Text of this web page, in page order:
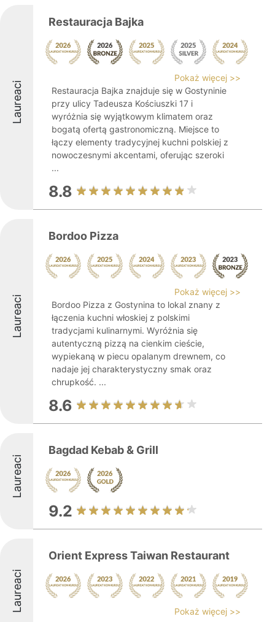
Laureaci
Restauracja Bajka
Pokaż więcej >>
Restauracja Bajka znajduje się w Gostyninie
przy ulicy Tadeusza Kościuszki 17 i
wyróżnia się wyjątkowym klimatem oraz
bogatą ofertą gastronomiczną. Miejsce to
łączy elementy tradycyjnej kuchni polskiej z
nowoczesnymi akcentami, oferując szeroki
...
8.8
Laureaci
Bordoo Pizza
Pokaż więcej >>
Bordoo Pizza z Gostynina to lokal znany z
łączenia kuchni włoskiej z polskimi
tradycjami kulinarnymi. Wyróżnia się
autentyczną pizzą na cienkim cieście,
wypiekaną w piecu opalanym drewnem, co
nadaje jej charakterystyczny smak oraz
chrupkość. ...
8.6
Laureaci
Bagdad Kebab & Grill
9.2
Laureaci
Orient Express Taiwan Restaurant
Pokaż więcej >>